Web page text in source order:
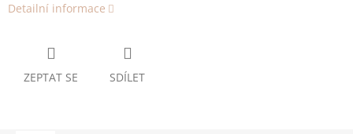
Detailní informace
ZEPTAT SE SDÍLET